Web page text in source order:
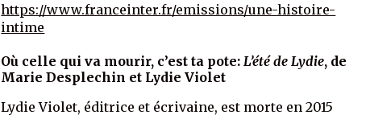
https://www.franceinter.fr/emissions/une-histoire-
intime
Où celle qui va mourir, c’est ta pote: L’été de Lydie, de
Marie Desplechin et Lydie Violet
Lydie Violet, éditrice et écrivaine, est morte en 2015